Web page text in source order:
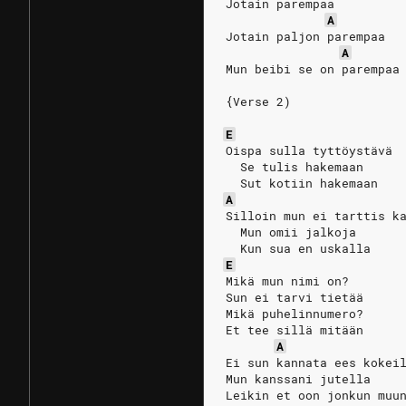
Jotain parempaa
A
Jotain paljon parempaa
A
Mun beibi se on parempaa
{Verse 2)
E
Oispa sulla tyttöystävä
  Se tulis hakemaan
  Sut kotiin hakemaan
A
Silloin mun ei tarttis
  Mun omii jalkoja
  Kun sua en uskalla
E
Mikä mun nimi on?
Sun ei tarvi tietää
Mikä puhelinnumero?
Et tee sillä mitään
A
Ei sun kannata ees
Mun kanssani jutella
Leikin et oon jonkun muun